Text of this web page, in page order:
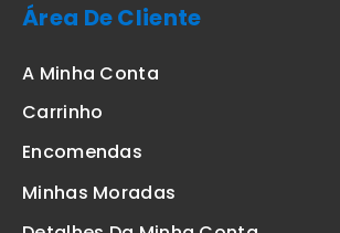
Área De Cliente
A Minha Conta
Carrinho
Encomendas
Minhas Moradas